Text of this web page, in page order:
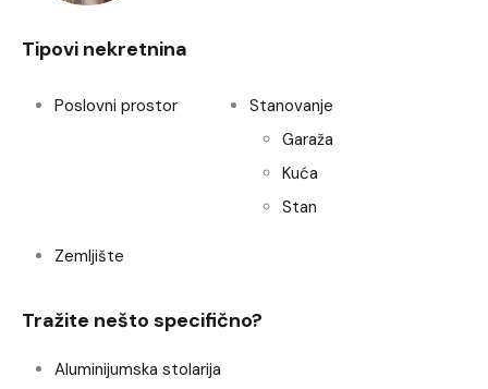
Tipovi nekretnina
Poslovni prostor
Stanovanje
Garaža
Kuća
Stan
Zemljište
Tražite nešto specifično?
Aluminijumska stolarija